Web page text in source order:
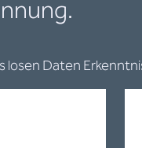
Daten